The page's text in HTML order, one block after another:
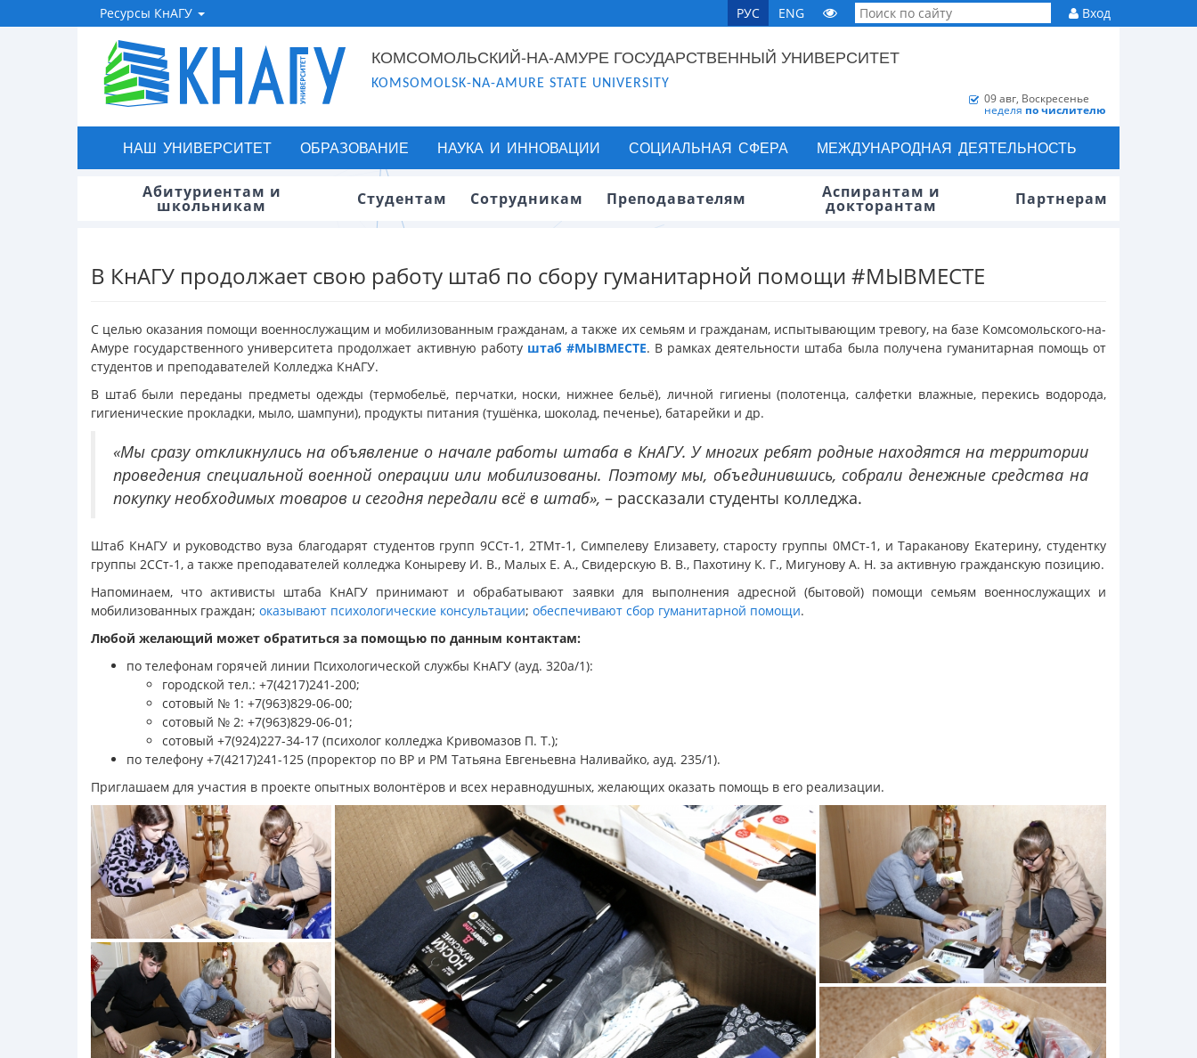
Ресурсы КнАГУ РУС ENG Вход
КОМСОМОЛЬСКИЙ-НА-АМУРЕ ГОСУДАРСТВЕННЫЙ УНИВЕРСИТЕТ
KOMSOMOLSK-NA-AMURE STATE UNIVERSITY
09 авг, Воскресенье
неделя по числителю
НАШ УНИВЕРСИТЕТ ОБРАЗОВАНИЕ НАУКА И ИННОВАЦИИ СОЦИАЛЬНАЯ СФЕРА МЕЖДУНАРОДНАЯ ДЕЯТЕЛЬНОСТЬ
Абитуриентам и
школьникам Студентам Сотрудникам Преподавателям Аспирантам и
докторантам Партнерам
В КнАГУ продолжает свою работу штаб по сбору гуманитарной помощи #МЫВМЕСТЕ
С целью оказания помощи военнослужащим и мобилизованным гражданам, а также их семьям и гражданам, испытывающим тревогу, на базе Комсомольского-на-
Амуре государственного университета продолжает активную работу штаб #МЫВМЕСТЕ. В рамках деятельности штаба была получена гуманитарная помощь от
студентов и преподавателей Колледжа КнАГУ.
В штаб были переданы предметы одежды (термобельё, перчатки, носки, нижнее бельё), личной гигиены (полотенца, салфетки влажные, перекись водорода,
гигиенические прокладки, мыло, шампуни), продукты питания (тушёнка, шоколад, печенье), батарейки и др.
«Мы сразу откликнулись на объявление о начале работы штаба в КнАГУ. У многих ребят родные находятся на территории
проведения специальной военной операции или мобилизованы. Поэтому мы, объединившись, собрали денежные средства на
покупку необходимых товаров и сегодня передали всё в штаб», – рассказали студенты колледжа.
Штаб КнАГУ и руководство вуза благодарят студентов групп 9ССт-1, 2ТМт-1, Симпелеву Елизавету, старосту группы 0МСт-1, и Тараканову Екатерину, студентку
группы 2ССт-1, а также преподавателей колледжа Коныреву И. В., Малых Е. А., Свидерскую В. В., Пахотину К. Г., Мигунову А. Н. за активную гражданскую позицию.
Напоминаем, что активисты штаба КнАГУ принимают и обрабатывают заявки для выполнения адресной (бытовой) помощи семьям военнослужащих и
мобилизованных граждан; оказывают психологические консультации; обеспечивают сбор гуманитарной помощи.
Любой желающий может обратиться за помощью по данным контактам:
по телефонам горячей линии Психологической службы КнАГУ (ауд. 320а/1):
городской тел.: +7(4217)241-200;
сотовый № 1: +7(963)829-06-00;
сотовый № 2: +7(963)829-06-01;
сотовый +7(924)227-34-17 (психолог колледжа Кривомазов П. Т.);
по телефону +7(4217)241-125 (проректор по ВР и РМ Татьяна Евгеньевна Наливайко, ауд. 235/1).
Приглашаем для участия в проекте опытных волонтёров и всех неравнодушных, желающих оказать помощь в его реализации.